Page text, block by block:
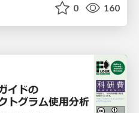
0 160